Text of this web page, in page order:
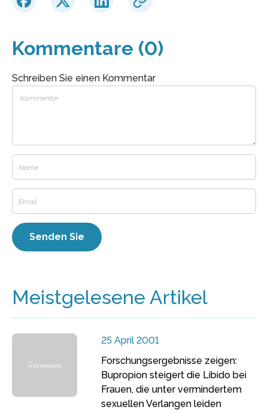
Kommentare (0)
Schreiben Sie einen Kommentar
Meistgelesene Artikel
25 April 2001
Forschungsergebnisse zeigen:
Bupropion steigert die Libido bei
Frauen, die unter vermindertem
sexuellen Verlangen leiden